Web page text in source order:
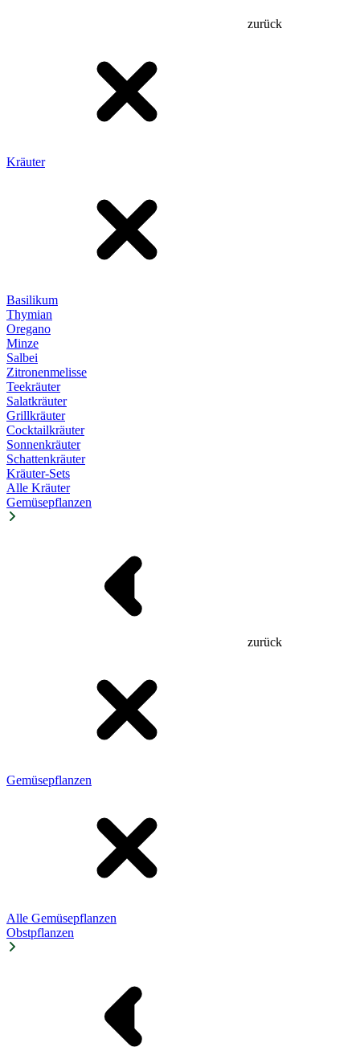
zurück
Kräuter
Basilikum
Thymian
Oregano
Minze
Salbei
Zitronenmelisse
Teekräuter
Salatkräuter
Grillkräuter
Cocktailkräuter
Sonnenkräuter
Schattenkräuter
Kräuter-Sets
Alle Kräuter
Gemüsepflanzen
zurück
Gemüsepflanzen
Alle Gemüsepflanzen
Obstpflanzen